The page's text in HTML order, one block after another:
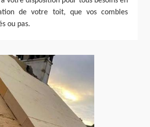
de votre toit, que vos combles
ou pas.